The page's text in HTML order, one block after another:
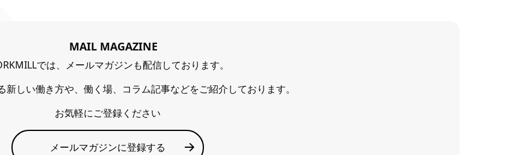
MAIL MAGAZINE
では、メールマガジンも配信しております。
新しい働き方や、働く場、コラム記事などをご紹介しております。
お気軽にご登録ください
メールマガジンに登録する